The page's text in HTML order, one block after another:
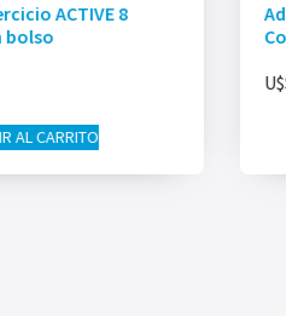
ACTIVE 8
bolso
AL CARRITO